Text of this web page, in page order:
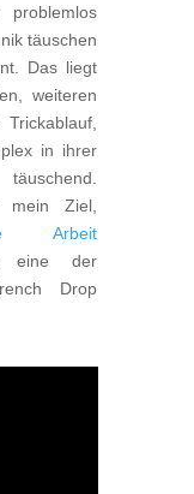
täuschen
Das liegt
weiteren
in ihrer
Ziel,
Arbeit
eine der
Drop